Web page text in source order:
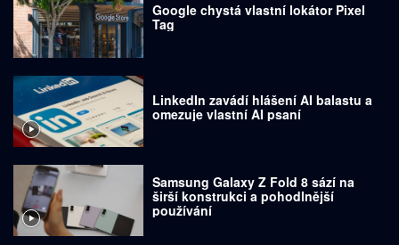
Google chystá vlastní lokátor Pixel
Tag
LinkedIn zavádí hlášení AI balastu a
omezuje vlastní AI psaní
Samsung Galaxy Z Fold 8 sází na
širší konstrukci a pohodlnější
používání